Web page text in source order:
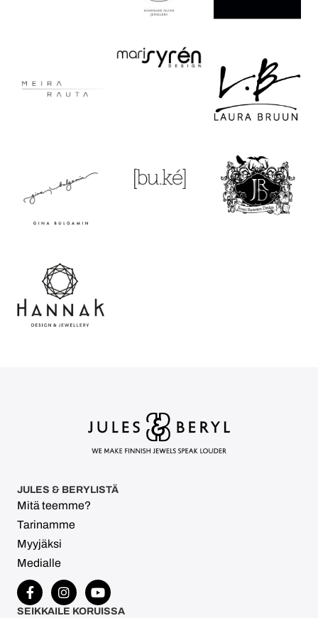
JULES & BERYLISTÄ
Mitä teemme?
Tarinamme
Myyjäksi
Medialle
SEIKKAILE KORUISSA